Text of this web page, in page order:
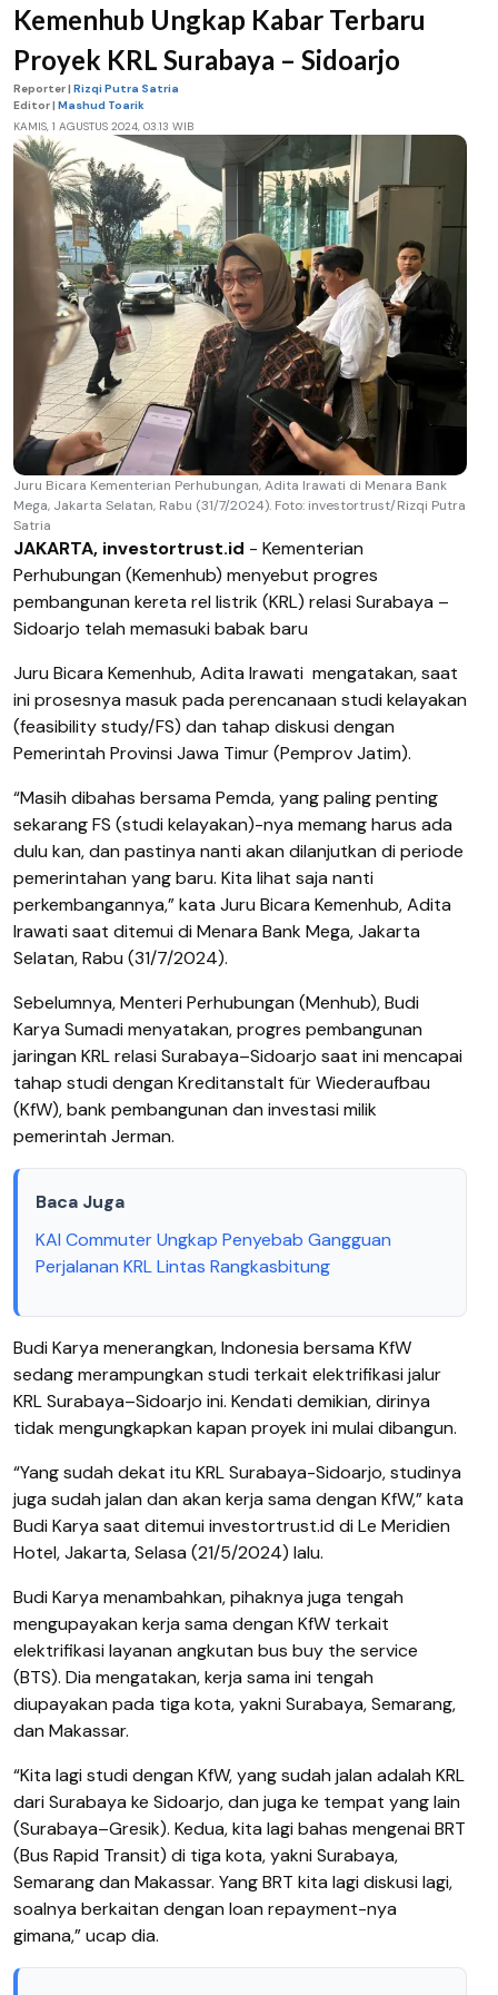
Kemenhub Ungkap Kabar Terbaru
Proyek KRL Surabaya – Sidoarjo
Reporter | Rizqi Putra Satria
Editor | Mashud Toarik
KAMIS, 1 AGUSTUS 2024, 03.13 WIB
Juru Bicara Kementerian Perhubungan, Adita Irawati di Menara Bank
Mega, Jakarta Selatan, Rabu (31/7/2024). Foto: investortrust/Rizqi Putra
Satria
JAKARTA, investortrust.id - Kementerian
Perhubungan (Kemenhub) menyebut progres
pembangunan kereta rel listrik (KRL) relasi Surabaya –
Sidoarjo telah memasuki babak baru
Juru Bicara Kemenhub, Adita Irawati mengatakan, saat
ini prosesnya masuk pada perencanaan studi kelayakan
(feasibility study/FS) dan tahap diskusi dengan
Pemerintah Provinsi Jawa Timur (Pemprov Jatim).
“Masih dibahas bersama Pemda, yang paling penting
sekarang FS (studi kelayakan)-nya memang harus ada
dulu kan, dan pastinya nanti akan dilanjutkan di periode
pemerintahan yang baru. Kita lihat saja nanti
perkembangannya,” kata Juru Bicara Kemenhub, Adita
Irawati saat ditemui di Menara Bank Mega, Jakarta
Selatan, Rabu (31/7/2024).
Sebelumnya, Menteri Perhubungan (Menhub), Budi
Karya Sumadi menyatakan, progres pembangunan
jaringan KRL relasi Surabaya–Sidoarjo saat ini mencapai
tahap studi dengan Kreditanstalt für Wiederaufbau
(KfW), bank pembangunan dan investasi milik
pemerintah Jerman.
Baca Juga
KAI Commuter Ungkap Penyebab Gangguan
Perjalanan KRL Lintas Rangkasbitung
Budi Karya menerangkan, Indonesia bersama KfW
sedang merampungkan studi terkait elektrifikasi jalur
KRL Surabaya–Sidoarjo ini. Kendati demikian, dirinya
tidak mengungkapkan kapan proyek ini mulai dibangun.
“Yang sudah dekat itu KRL Surabaya-Sidoarjo, studinya
juga sudah jalan dan akan kerja sama dengan KfW,” kata
Budi Karya saat ditemui investortrust.id di Le Meridien
Hotel, Jakarta, Selasa (21/5/2024) lalu.
Budi Karya menambahkan, pihaknya juga tengah
mengupayakan kerja sama dengan KfW terkait
elektrifikasi layanan angkutan bus buy the service
(BTS). Dia mengatakan, kerja sama ini tengah
diupayakan pada tiga kota, yakni Surabaya, Semarang,
dan Makassar.
“Kita lagi studi dengan KfW, yang sudah jalan adalah KRL
dari Surabaya ke Sidoarjo, dan juga ke tempat yang lain
(Surabaya–Gresik). Kedua, kita lagi bahas mengenai BRT
(Bus Rapid Transit) di tiga kota, yakni Surabaya,
Semarang dan Makassar. Yang BRT kita lagi diskusi lagi,
soalnya berkaitan dengan loan repayment-nya
gimana,” ucap dia.